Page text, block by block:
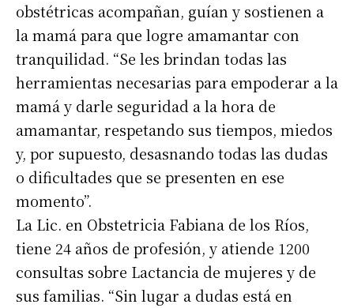
obstétricas acompañan, guían y sostienen a
la mamá para que logre amamantar con
tranquilidad. “Se les brindan todas las
herramientas necesarias para empoderar a la
mamá y darle seguridad a la hora de
amamantar, respetando sus tiempos, miedos
y, por supuesto, desasnando todas las dudas
o dificultades que se presenten en ese
momento”.
La Lic. en Obstetricia Fabiana de los Ríos,
tiene 24 años de profesión, y atiende 1200
consultas sobre Lactancia de mujeres y de
sus familias. “Sin lugar a dudas está en